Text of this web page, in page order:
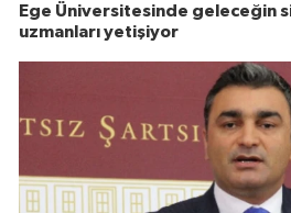
Ege Üniversitesinde geleceğin
uzmanları yetişiyor